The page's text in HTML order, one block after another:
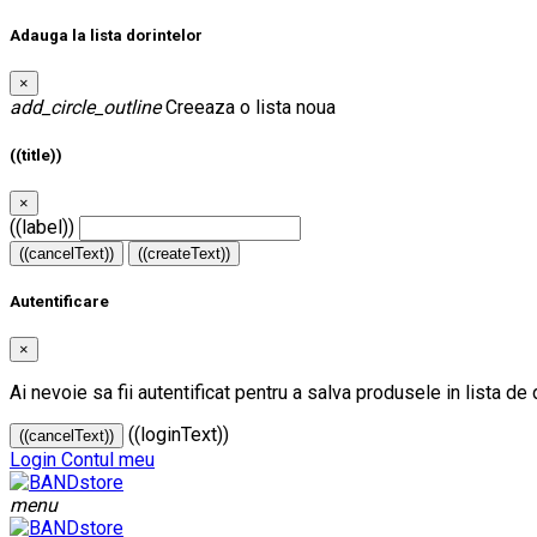
Adauga la lista dorintelor
×
add_circle_outlineCreeaza o lista noua
((title))
×
((label))
((cancelText)) ((createText))
Autentificare
×
Ai nevoie sa fii autentificat pentru a salva produsele in lista de
((cancelText))
((loginText))
Login Contul meu
menu